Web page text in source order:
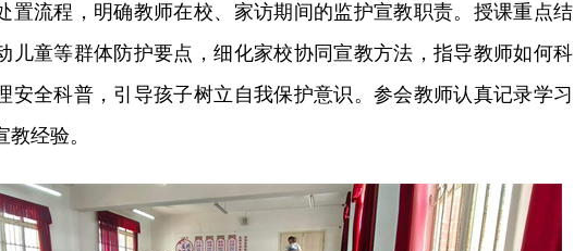
置流程，明确教师在校、家访期间的监护宣教职责。授课重点结
儿童等群体防护要点，细化家校协同宣教方法，指导教师如何科
安全科普，引导孩子树立自我保护意识。参会教师认真记录学习
经验。